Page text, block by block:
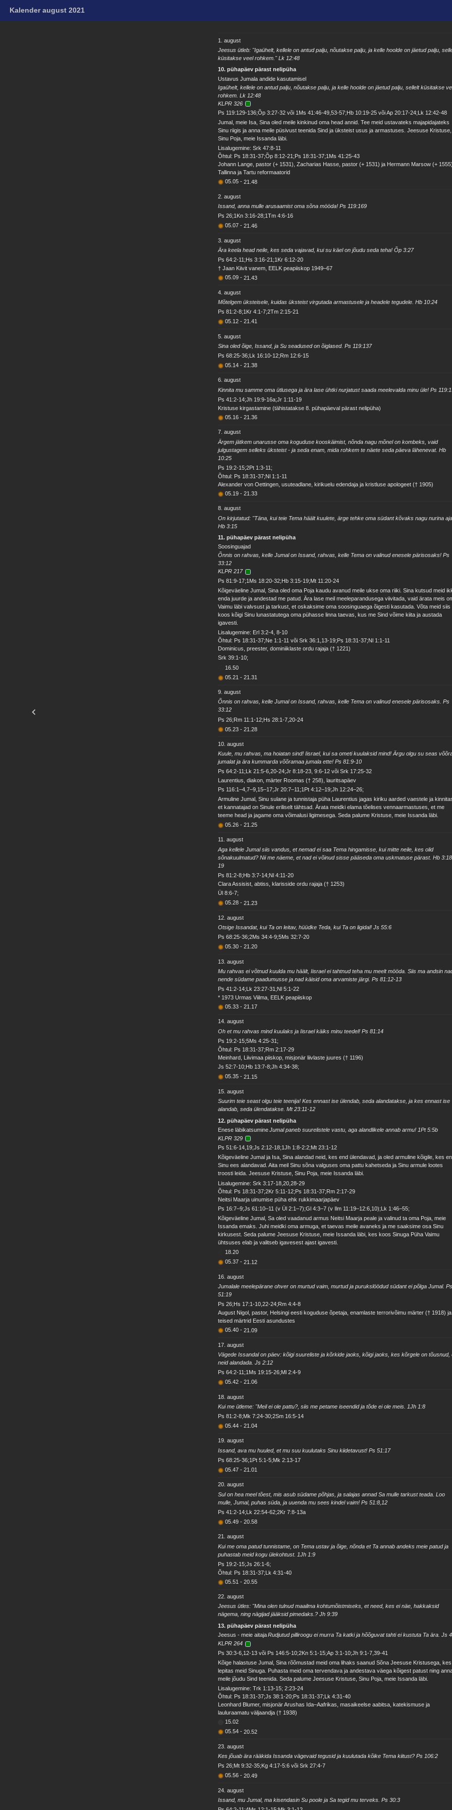
Kalender august 2021
1. august
Jeesus ütleb: "Igaühelt, kellele on antud palju, nõutakse palju, ja kelle hoolde on jäetud palju,
küsitakse veel rohkem." Lk 12:48
10. pühapäev pärast nelipüha
Ustavus Jumala andide kasutamisel
Igaühelt, kellele on antud palju, nõutakse palju, ja kelle hoolde on jäetud palju, sellelt küsitakse
rohkem. Lk 12:48
KLPR 326
Ps 119:129-136;Õp 3:27-32 või 1Ms 41:46-49,53-57;Hb 10:19-25 või Ap 20:17-24;Lk 12:42-48
Jumal, meie Isa, Sina oled meile kinkinud oma head annid. Tee meid ustavateks majapidajateks
Sinu riigis ja anna meile püsivust teenida Sind ja üksteist usus ja armastuses. Jeesuse Kristuse,
Sinu Poja, meie Issanda läbi.
Lisalugemine: Srk 47:8-11
Õhtul: Ps 18:31-37;Õp 8:12-21;Ps 18:31-37;1Ms 41:25-43
Johann Lange, pastor (+ 1531), Zacharias Hasse, pastor (+ 1531) ja Hermann Marsow (+
Tallinna ja Tartu reformaatorid
05.05-21.48
2. august
Issand, anna mulle arusaamist oma sõna mööda! Ps 119:169
Ps 26;1Kn 3:16-28;1Tm 4:6-16
05.07-21.46
3. august
Ära keela head neile, kes seda vajavad, kui su käel on jõudu seda teha! Õp 3:27
Ps 64:2-11;Hs 3:16-21;1Kr 6:12-20
† Jaan Kiivit vanem, EELK peapiiskop 1949–67
05.09-21.43
4. august
Mõtelgem üksteisele, kuidas üksteist virgutada armastusele ja headele tegudele. Hb 10:24
Ps 81:2-8;1Kr 4:1-7;2Tm 2:15-21
05.12-21.41
5. august
Sina oled õige, Issand, ja Su seadused on õiglased. Ps 119:137
Ps 68:25-36;Lk 16:10-12;Rm 12:6-15
05.14-21.38
6. august
Kinnita mu samme oma ütlusega ja ära lase ühtki nurjatust saada meelevalda minu üle! Ps
Ps 41:2-14;Jh 19:9-16a;Jr 1:11-19
Kristuse kirgastamine (tähistatakse 8. pühapäeval pärast nelipüha)
05.16-21.36
7. august
Ärgem jätkem unarusse oma koguduse kooskäimist, nõnda nagu mõnel on kombeks, vaid
julgustagem selleks üksteist - ja seda enam, mida rohkem te näete seda päeva lähenevat. Hb
10:25
Ps 19:2-15;2Pt 1:3-11;
Õhtul: Ps 18:31-37;Nl 1:1-11
Alexander von Oettingen, usuteadlane, kirikuelu edendaja ja kristluse apologeet († 1905)
05.19-21.33
8. august
On kirjutatud: "Täna, kui teie Tema häält kuulete, ärge tehke oma südant kõvaks nagu nurina
Hb 3:15
11. pühapäev pärast nelipüha
Soosinguajad
Õnnis on rahvas, kelle Jumal on Issand, rahvas, kelle Tema on valinud enesele pärisosaks! Ps
33:12
KLPR 217
Ps 81:9-17;1Ms 18:20-32;Hb 3:15-19;Mt 11:20-24
Kõigeväeline Jumal, Sina oled oma Poja kaudu avanud meile ukse oma riiki. Sina kutsud meid
enda juurde ja andestad me patud. Ära lase meil meeleparandusega viivitada, vaid ärata meis
Vaimu läbi valvsust ja tarkust, et oskaksime oma soosinguaega õigesti kasutada. Võta meid siis
koos kõigi Sinu lunastatutega oma pühasse linna taevas, kus me Sind võime kiita ja austada
igavesti.
Lisalugemine: Erl 3:2-4, 8-10
Õhtul: Ps 18:31-37;Ne 1:1-11 või Srk 36:1,13-19;Ps 18:31-37;Nl 1:1-11
Dominicus, preester, dominiiklaste ordu rajaja († 1221)
Srk 39:1-10;
16.50
05.21-21.31
9. august
Õnnis on rahvas, kelle Jumal on Issand, rahvas, kelle Tema on valinud enesele pärisosaks. Ps
33:12
Ps 26;Rm 11:1-12;Hs 28:1-7,20-24
05.23-21.28
10. august
Kuule, mu rahvas, ma hoiatan sind! Iisrael, kui sa ometi kuulaksid mind! Ärgu olgu su seas
jumalat ja ära kummarda võõramaa jumala ette! Ps 81:9-10
Ps 64:2-11;Lk 21:5-6,20-24;Jr 8:18-23, 9:6-12 või Srk 17:25-32
Laurentius, diakon, märter Roomas († 258), lauritsapäev
Ps 116:1–4,7–9,15–17;Jr 20:7–11;1Pt 4:12–19;Jh 12:24–26;
Armuline Jumal, Sinu sulane ja tunnistaja püha Laurentius jagas kiriku aarded vaestele ja
et kannatajad on Sinule eriliselt tähtsad. Ärata meidki elama tõelises vennaarmastuses, et me
teeme head ja jagame oma võimalusi ligimesega. Seda palume Kristuse, meie Issanda läbi.
05.26-21.25
11. august
Aga kellele Jumal siis vandus, et nemad ei saa Tema hingamisse, kui mitte neile, kes olid
sõnakuulmatud? Nii me näeme, et nad ei võinud sisse pääseda oma uskmatuse pärast. Hb
19
Ps 81:2-8;Hb 3:7-14;Nl 4:11-20
Clara Assisist, abtiss, klarisside ordu rajaja († 1253)
Ül 8:6-7;
05.28-21.23
12. august
Otsige Issandat, kui Ta on leitav, hüüdke Teda, kui Ta on ligidal! Js 55:6
Ps 68:25-36;2Ms 34:4-9;5Ms 32:7-20
05.30-21.20
13. august
Mu rahvas ei võtnud kuulda mu häält, Iisrael ei tahtnud teha mu meelt mööda. Siis ma andsin
nende südame paadumusse ja nad käisid oma arvamiste järgi. Ps 81:12-13
Ps 41:2-14;Lk 23:27-31;Nl 5:1-22
* 1973 Urmas Viilma, EELK peapiiskop
05.33-21.17
14. august
Oh et mu rahvas mind kuulaks ja Iisrael käiks minu teedel! Ps 81:14
Ps 19:2-15;5Ms 4:25-31;
Õhtul: Ps 18:31-37;Rm 2:17-29
Meinhard, Liivimaa piiskop, misjonär liivlaste juures († 1196)
Js 52:7-10;Hb 13:7-8;Jh 4:34-38;
05.35-21.15
15. august
Suurim teie seast olgu teie teenija! Kes ennast ise ülendab, seda alandatakse, ja kes ennast ise
alandab, seda ülendatakse. Mt 23:11-12
12. pühapäev pärast nelipüha
Enese läbikatsumineJumal paneb suurelistele vastu, aga alandlikele annab armu! 1Pt 5:5b
KLPR 329
Ps 51:6-14,19;Js 2:12-18;1Jh 1:8-2:2;Mt 23:1-12
Kõigeväeline Jumal ja Isa, Sina alandad neid, kes end ülendavad, ja oled armuline kõigile, kes
Sinu ees alandavad. Aita meil Sinu sõna valguses oma pattu kahetseda ja Sinu armule lootes
troosti leida. Jeesuse Kristuse, Sinu Poja, meie Issanda läbi.
Lisalugemine: Srk 3:17-18,20,28-29
Õhtul: Ps 18:31-37;2Kr 5:11-12;Ps 18:31-37;Rm 2:17-29
Neitsi Maarja uinumise püha ehk rukkimaarjapäev
Ps 16:7–9;Js 61:10–11 (v Ül 2:1–7);Gl 4:3–7 (v Ilm 11:19–12:6,10);Lk 1:46–55;
Kõigeväeline Jumal, Sa oled vaadanud armus Neitsi Maarja peale ja valinud ta oma Poja, meie
Issanda emaks. Juhi meidki oma armuga, et taevas meile avaneks ja me saaksime osa Sinu
kirkusest. Seda palume Jeesuse Kristuse, meie Issanda läbi, kes koos Sinuga Püha Vaimu
ühtsuses elab ja valitseb igavesest ajast igavesti.
18.20
05.37-21.12
16. august
Jumalale meelepärane ohver on murtud vaim, murtud ja purukslöödud südant ei põlga Jumal.
51:19
Ps 26;Hs 17:1-10,22-24;Rm 4:4-8
August Nigol, pastor, Helsingi eesti koguduse õpetaja, enamlaste terrorivõimu märter († 1918) ja
teised märtrid Eesti asundustes
05.40-21.09
17. august
Vägede Issandal on päev: kõigi suureliste ja kõrkide jaoks, kõigi jaoks, kes kõrgele on tõusnud,
neid alandada. Js 2:12
Ps 64:2-11;1Ms 19:15-26;Ml 2:4-9
05.42-21.06
18. august
Kui me ütleme: "Meil ei ole pattu?, siis me petame iseendid ja tõde ei ole meis. 1Jh 1:8
Ps 81:2-8;Mk 7:24-30;2Sm 16:5-14
05.44-21.04
19. august
Issand, ava mu huuled, et mu suu kuulutaks Sinu kiidetavust! Ps 51:17
Ps 68:25-36;1Pt 5:1-5;Mk 2:13-17
05.47-21.01
20. august
Sul on hea meel tõest, mis asub südame põhjas, ja salajas annad Sa mulle tarkust teada. Loo
mulle, Jumal, puhas süda, ja uuenda mu sees kindel vaim! Ps 51:8,12
Ps 41:2-14;Lk 22:54-62;2Kr 7:8-13a
05.49-20.58
21. august
Kui me oma patud tunnistame, on Tema ustav ja õige, nõnda et Ta annab andeks meie patud ja
puhastab meid kogu ülekohtust. 1Jh 1:9
Ps 19:2-15;Js 26:1-6;
Õhtul: Ps 18:31-37;Lk 4:31-40
05.51-20.55
22. august
Jeesus ütles: "Mina olen tulnud maailma kohtumõistmiseks, et need, kes ei näe, hakkaksid
nägema, ning nägijad jääksid pimedaks.? Jh 9:39
13. pühapäev pärast nelipüha
Jeesus - meie aitajaRudjutud pilliroogu ei murra Ta katki ja hõõguvat tahti ei kustuta Ta ära. Js
KLPR 264
Ps 30:3-6,12-13 või Ps 146:5-10;2Kn 5:1-15;Ap 3:1-10;Jh 9:1-7,39-41
Kõige halastuse Jumal, Sina rõõmustad meid oma lihaks saanud Sõna Jeesuse Kristusega, kes
lepitas meid Sinuga. Puhasta meid oma tervendava ja andestava väega kõigest patust ning
meile jõudu Sind teenida. Seda palume Jeesuse Kristuse, Sinu Poja, meie Issanda läbi.
Lisalugemine: Trk 1:13-15; 2:23-24
Õhtul: Ps 18:31-37;Js 38:1-20;Ps 18:31-37;Lk 4:31-40
Leonhard Blumer, misjonär Arushas Ida–Aafrikas, masaikeelse aabitsa, katekismuse ja
lauluraamatu väljaandja († 1938)
15.02
05.54-20.52
23. august
Kes jõuab ära rääkida Issanda vägevaid tegusid ja kuulutada kõike Tema kiitust? Ps 106:2
Ps 26;Mt 9:32-35;Kg 4:17-5:6 või Srk 27:4-7
05.56-20.49
24. august
Issand, mu Jumal, ma kisendasin Su poole ja Sa tegid mu terveks. Ps 30:3